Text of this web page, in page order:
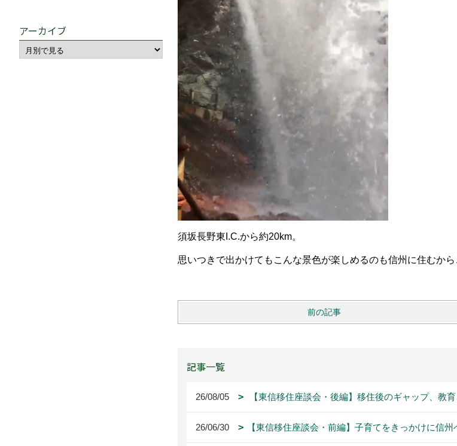
須坂長野東I.C.から約20km。
思いつきで出かけてもこんな景色が楽しめるのも信州に住むか
前の記事
記事一覧
26/08/05 【東信移住座談会・後編】移住後のギャップ、教
26/06/30 【東信移住座談会・前編】子育てをきっかけに信
アーカイブ